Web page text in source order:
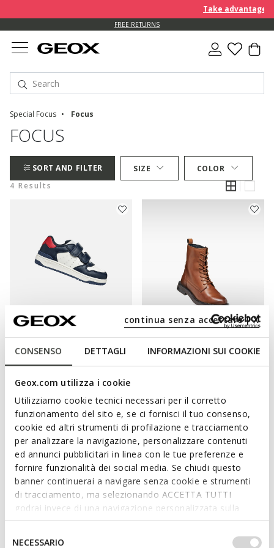
CONSENSO DETTAGLI INFORMAZIONI SUI COOKIE
Geox.com utilizza i cookie
Utilizziamo cookie tecnici necessari per il corretto
funzionamento del sito e, se ci fornisci il tuo consenso,
cookie ed altri strumenti di profilazione e tracciamento
per analizzare la navigazione, personalizzare contenuti
ed annunci pubblicitari in linea con le tue preferenze e
fornire funzionalità dei social media. Se chiudi questo
banner continuerai a navigare senza cookie e strumenti
di tracciamento, ma selezionando ACCETTA TUTTI
godrai invece di una navigazione personalizzata sulla
base dei tuoi gusti ed interessi. Selezionando
IMPOSTAZIONI potrai anche scegliere quali cookies ed
NECESSARIO
continua senza accettare | X
Take advantage
FREE RETURNS
Special Focus Focus
FOCUS
SORT AND FILTER SIZE
COLOR
4 Results
WASHIBA JUNIOR
Velcro shoes
from
Price reduced from
€45,00
to
List price
from €29,25Previous price
SERILDA WOMAN
Ankle boots with laces